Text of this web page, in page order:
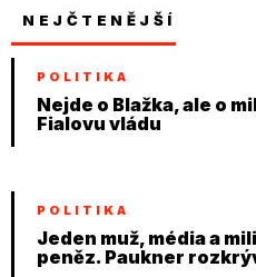
NEJČTENĚJŠÍ
POLITIKA
Nejde o Blažka, ale o
Fialovu vládu
POLITIKA
Jeden muž, média a
peněz. Paukner